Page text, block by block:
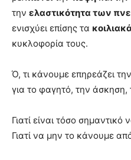
την ελαστικότητα των
ενισχύει επίσης τα
κυκλοφορία τους.
Ό, τι κάνουμε επηρεάζει
για το φαγητό, την
Γιατί είναι τόσο
Γιατί να μην το κάνουμε